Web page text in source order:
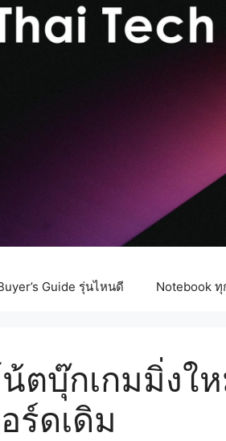
Guide รุ่นไหนดี Notebook ทุ
ตบุ๊กเกมมิ่งใ
ร์ดเดิม